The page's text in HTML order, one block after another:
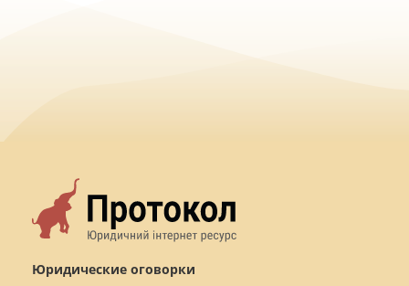
Юридические оговорки